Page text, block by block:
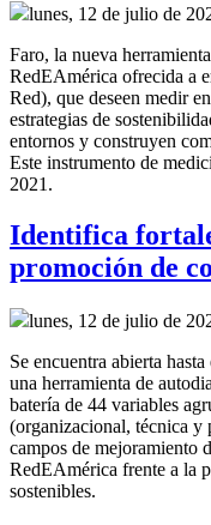
lunes, 12 de julio de
Faro, la nueva
RedEAmérica ofrecida a
Red), que deseen medir
estrategias de
entornos y construyen
Este instrumento de
2021.
Identifica
promoción de
lunes, 12 de julio de
Se encuentra abierta
una herramienta de
batería de 44 variables
(organizacional, técnica y
campos de mejoramiento
RedEAmérica frente a la
sostenibles.